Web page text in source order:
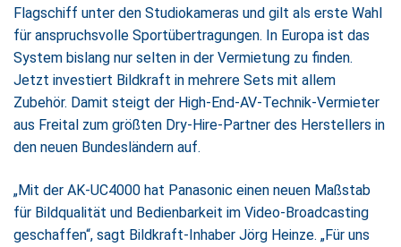
Flagschiff unter den Studiokameras und gilt als erste Wahl
für anspruchsvolle Sportübertragungen. In Europa ist das
System bislang nur selten in der Vermietung zu finden.
Jetzt investiert Bildkraft in mehrere Sets mit allem
Zubehör. Damit steigt der High-End-AV-Technik-Vermieter
aus Freital zum größten Dry-Hire-Partner des Herstellers in
den neuen Bundesländern auf.
„Mit der AK-UC4000 hat Panasonic einen neuen Maßstab
für Bildqualität und Bedienbarkeit im Video-Broadcasting
geschaffen“, sagt Bildkraft-Inhaber Jörg Heinze. „Für uns